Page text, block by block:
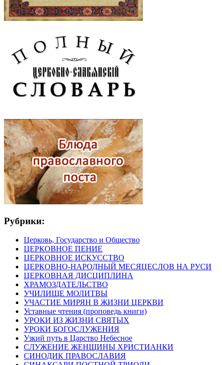
Рубрики:
Церковь, Государство и Общество
ЦЕРКОВНОЕ ПЕНИЕ
ЦЕРКОВНОЕ ИСКУССТВО
ЦЕРКОВНО-НАРОДНЫЙ МЕСЯЦЕСЛОВ НА РУСИ
ЦЕРКОВНАЯ ДИСЦИПЛИНА
ХРАМОЗДАТЕЛЬСТВО
УЧИЛИЩЕ МОЛИТВЫ
УЧАСТИЕ МИРЯН В ЖИЗНИ ЦЕРКВИ
Уставные чтения (проповедь книги)
УРОКИ ИЗ ЖИЗНИ СВЯТЫХ
УРОКИ БОГОСЛУЖЕНИЯ
Узкий путь в Царство Небесное
СЛУЖЕНИЕ ЖЕНЩИНЫ ХРИСТИАНКИ
СИНОДИК ПРАВОСЛАВИЯ